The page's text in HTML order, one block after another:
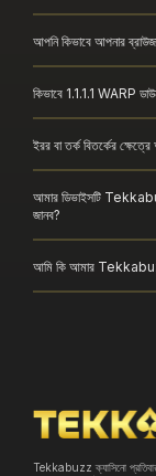
আপনি কিভাবে আপনার
কিভাবে 1.1.1.1 WARP
ইরর বা তর্ক বিতর্কের
আমার ডিভাইসটি
জানব?
আমি কি আমার Tekkabuzz
Tekkabuzz ক্যাসিনো প্রতিবার